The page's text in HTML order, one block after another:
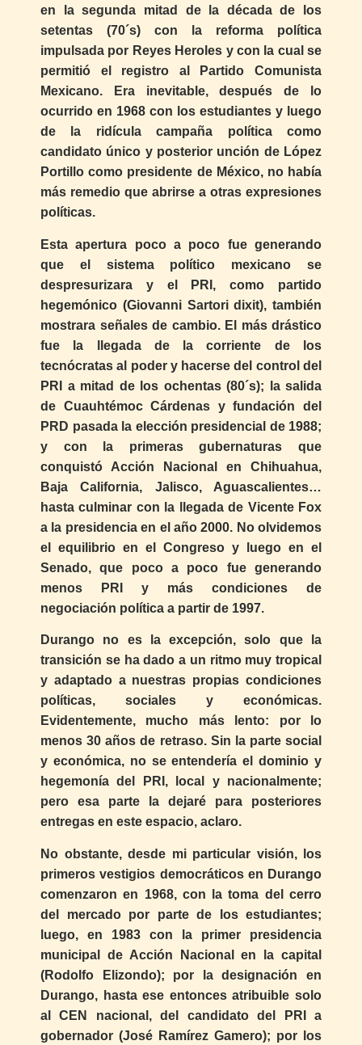
en la segunda mitad de la década de los
setentas (70´s) con la reforma política
impulsada por Reyes Heroles y con la cual se
permitió el registro al Partido Comunista
Mexicano. Era inevitable, después de lo
ocurrido en 1968 con los estudiantes y luego
de la ridícula campaña política como
candidato único y posterior unción de López
Portillo como presidente de México, no había
más remedio que abrirse a otras expresiones
políticas.
Esta apertura poco a poco fue generando
que el sistema político mexicano se
despresurizara y el PRI, como partido
hegemónico (Giovanni Sartori dixit), también
mostrara señales de cambio. El más drástico
fue la llegada de la corriente de los
tecnócratas al poder y hacerse del control del
PRI a mitad de los ochentas (80´s); la salida
de Cuauhtémoc Cárdenas y fundación del
PRD pasada la elección presidencial de 1988;
y con la primeras gubernaturas que
conquistó Acción Nacional en Chihuahua,
Baja California, Jalisco, Aguascalientes…
hasta culminar con la llegada de Vicente Fox
a la presidencia en el año 2000. No olvidemos
el equilibrio en el Congreso y luego en el
Senado, que poco a poco fue generando
menos PRI y más condiciones de
negociación política a partir de 1997.
Durango no es la excepción, solo que la
transición se ha dado a un ritmo muy tropical
y adaptado a nuestras propias condiciones
políticas, sociales y económicas.
Evidentemente, mucho más lento: por lo
menos 30 años de retraso. Sin la parte social
y económica, no se entendería el dominio y
hegemonía del PRI, local y nacionalmente;
pero esa parte la dejaré para posteriores
entregas en este espacio, aclaro.
No obstante, desde mi particular visión, los
primeros vestigios democráticos en Durango
comenzaron en 1968, con la toma del cerro
del mercado por parte de los estudiantes;
luego, en 1983 con la primer presidencia
municipal de Acción Nacional en la capital
(Rodolfo Elizondo); por la designación en
Durango, hasta ese entonces atribuible solo
al CEN nacional, del candidato del PRI a
gobernador (José Ramírez Gamero); por los